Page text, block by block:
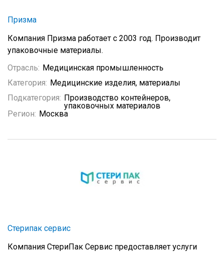
Призма
Компания Призма работает с 2003 год. Производит
упаковочные материалы.
Отрасль: Медицинская промышленность
Категория: Медицинские изделия, материалы
Подкатегория: Производство контейнеров,
упаковочных материалов
Регион: Москва
Стерипак сервис
Компания СтериПак Сервис предоставляет услуги